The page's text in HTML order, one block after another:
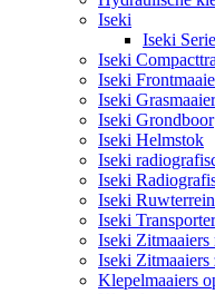
Iseki
Iseki Serie
Iseki
Iseki
Iseki
Iseki Grondboor
Iseki Helmstok
Iseki
Iseki
Iseki
Iseki
Iseki Zitmaaiers
Iseki Zitmaaiers
Klepelmaaiers